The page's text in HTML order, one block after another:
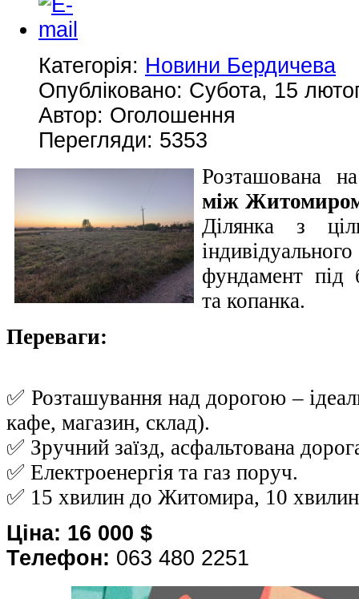
Категорія: Новини Бердичева
Опубліковано: Субота, 15
Автор: Оголошення
Перегляди: 5353
Розташована
між Житомиром
Ділянка з
фундамент під
та копанка.
Переваги:
✅ Розташування над дорогою –
кафе, магазин, склад).
✅ Зручний заїзд, асфальтована
✅ Електроенергія та газ поруч.
✅ 15 хвилин до Житомира, 10
Ціна: 16 000 $
Телефон: 063 480 2251